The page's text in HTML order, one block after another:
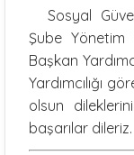
Sosyal
Şube Yönetim
Başkan
Yardımcılığı
olsun
başarılar dileriz.